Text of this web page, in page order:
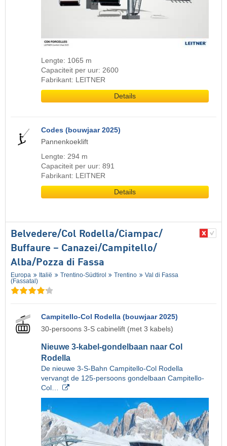
Lengte: 1065 m
Capaciteit per uur: 2600
Fabrikant: LEITNER
Details
Codes (bouwjaar 2025)
Pannenkoeklift
Lengte: 294 m
Capaciteit per uur: 891
Fabrikant: LEITNER
Details
Belvedere/​Col Rodella/​Ciampac/​
Buffaure – Canazei/​Campitello/​
Alba/​Pozza di Fassa
Europa Italië Trentino-Südtirol Trentino
Val di Fassa
(Fassatal)
Campitello-Col Rodella (bouwjaar 2025)
30-persoons 3-S cabinelift (met 3 kabels)
Nieuwe 3-kabel-gondelbaan naar Col
Rodella
De nieuwe 3-S-Bahn Campitello-Col Rodella
vervangt de 125-persoons gondelbaan Campitello-
Col…